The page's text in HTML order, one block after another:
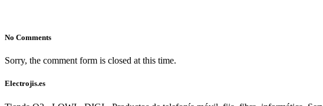
No Comments
Sorry, the comment form is closed at this time.
Electrojis.es